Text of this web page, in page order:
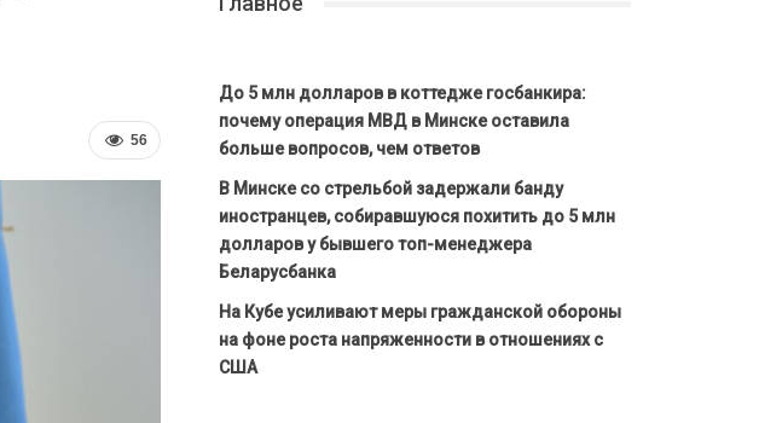
56
До 5 млн долларов в коттедже госбанкира:
почему операция МВД в Минске оставила
больше вопросов, чем ответов
В Минске со стрельбой задержали банду
иностранцев, собиравшуюся похитить до 5 млн
долларов у бывшего топ-менеджера
Беларусбанка
На Кубе усиливают меры гражданской обороны
на фоне роста напряженности в отношениях с
США